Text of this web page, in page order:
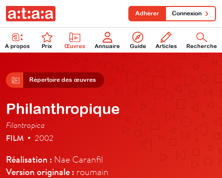
À propos Prix Œuvres Annuaire Guide Articles Recherche
Adhérer Connexion
Répertoire des œuvres
Philanthropique
Filantropica
FILM • 2002
Réalisation : Nae Caranfil
Version originale : roumain